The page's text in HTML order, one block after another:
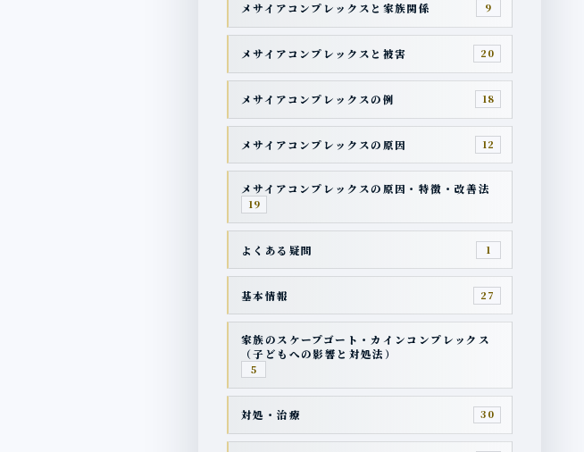
メサイアコンプレックスと家族関係 9
メサイアコンプレックスと被害 20
メサイアコンプレックスの例 18
メサイアコンプレックスの原因 12
メサイアコンプレックスの原因・特徴・改善法
19
よくある疑問 1
基本情報 27
家族のスケープゴート・カインコンプレックス
（子どもへの影響と対処法）
5
対処・治療 30